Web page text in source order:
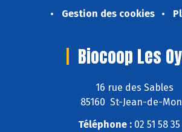
Gestion des cookies
Biocoop Les
16 rue des Sables
85160 St-Jean-de-
Téléphone :02 51 58